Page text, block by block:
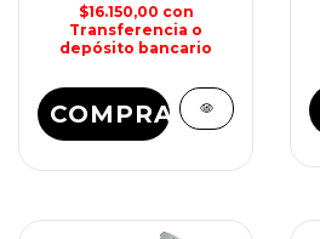
$16.150,00 con
Transferencia o
depósito bancario
COMPRAR